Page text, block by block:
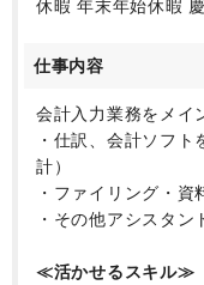
休暇 年末年始休暇
仕事内容
会計入力業務をメイ
・仕訳、会計ソフ
計）
・ファイリング・資
・その他アシスタン
≪活かせるスキル≫